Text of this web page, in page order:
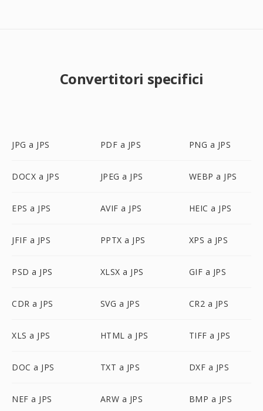
Convertitori specifici
JPG a JPS PDF a JPS PNG a JPS
DOCX a JPS JPEG a JPS WEBP a JPS
EPS a JPS AVIF a JPS HEIC a JPS
JFIF a JPS PPTX a JPS XPS a JPS
PSD a JPS XLSX a JPS GIF a JPS
CDR a JPS SVG a JPS CR2 a JPS
XLS a JPS HTML a JPS TIFF a JPS
DOC a JPS TXT a JPS DXF a JPS
NEF a JPS ARW a JPS BMP a JPS